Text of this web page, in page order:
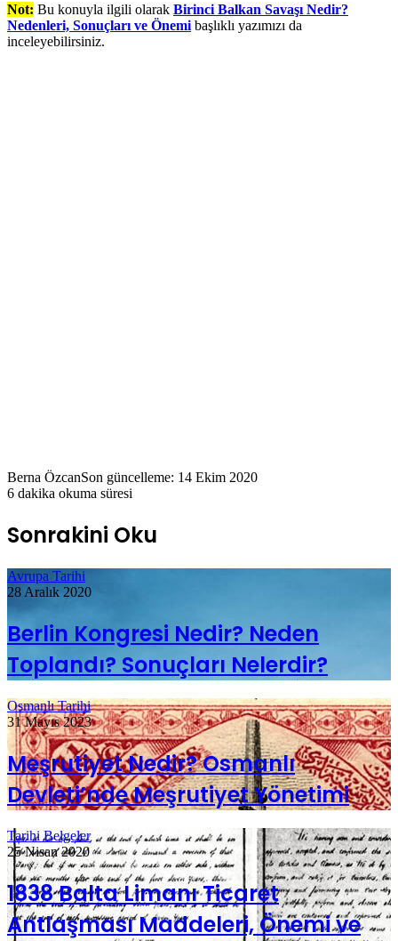
Not: Bu konuyla ilgili olarak Birinci Balkan Savaşı Nedir?
Nedenleri, Sonuçları ve Önemi başlıklı yazımızı da
inceleyebilirsiniz.
Berna ÖzcanSon güncelleme: 14 Ekim 2020
6 dakika okuma süresi
Sonrakini Oku
Avrupa Tarihi
28 Aralık 2020
Berlin Kongresi Nedir? Neden
Toplandı? Sonuçları Nelerdir?
Osmanlı Tarihi
31 Mayıs 2023
Meşrutiyet Nedir? Osmanlı
Devleti’nde Meşrutiyet Yönetimi
Tarihi Belgeler
25 Nisan 2020
1838 Balta Limanı Ticaret
Antlaşması Maddeleri, Önemi ve